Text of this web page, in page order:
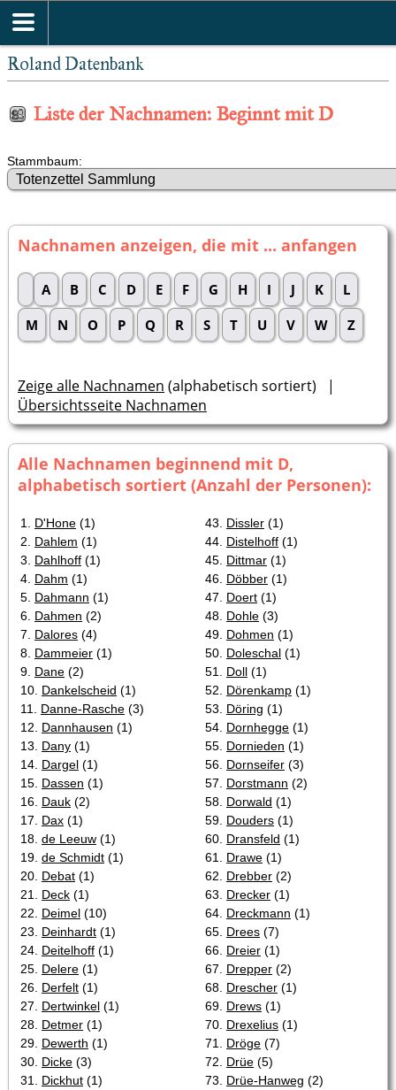
Roland Datenbank
Liste der Nachnamen: Beginnt mit D
Stammbaum:
Nachnamen anzeigen, die mit ... anfangen
A B C D E F G H I J K
L
M
N O P Q R S T U V W Z
Zeige alle Nachnamen (alphabetisch sortiert) |
Übersichtsseite Nachnamen
Alle Nachnamen beginnend mit D,
alphabetisch sortiert (Anzahl der Personen):
1. D'Hone (1)
2. Dahlem (1)
3. Dahlhoff (1)
4. Dahm (1)
5. Dahmann (1)
6. Dahmen (2)
7. Dalores (4)
8. Dammeier (1)
9. Dane (2)
10. Dankelscheid (1)
11. Danne-Rasche (3)
12. Dannhausen (1)
13. Dany (1)
14. Dargel (1)
15. Dassen (1)
16. Dauk (2)
17. Dax (1)
18. de Leeuw (1)
19. de Schmidt (1)
20. Debat (1)
21. Deck (1)
22. Deimel (10)
23. Deinhardt (1)
24. Deitelhoff (1)
25. Delere (1)
26. Derfelt (1)
27. Dertwinkel (1)
28. Detmer (1)
29. Dewerth (1)
30. Dicke (3)
31. Dickhut (1)
43. Dissler (1)
44. Distelhoff (1)
45. Dittmar (1)
46. Döbber (1)
47. Doert (1)
48. Dohle (3)
49. Dohmen (1)
50. Doleschal (1)
51. Doll (1)
52. Dörenkamp (1)
53. Döring (1)
54. Dornhegge (1)
55. Dornieden (1)
56. Dornseifer (3)
57. Dorstmann (2)
58. Dorwald (1)
59. Douders (1)
60. Dransfeld (1)
61. Drawe (1)
62. Drebber (2)
63. Drecker (1)
64. Dreckmann (1)
65. Drees (7)
66. Dreier (1)
67. Drepper (2)
68. Drescher (1)
69. Drews (1)
70. Drexelius (1)
71. Dröge (7)
72. Drüe (5)
73. Drüe-Hanweg (2)